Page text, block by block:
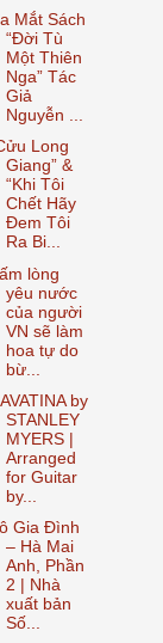
Mắt Sách
“Đời Tù
Một Thiên
Nga” Tác
Giả
Nguyễn ...
Long
Giang” &
“Khi Tôi
Chết Hãy
Đem Tôi
Ra Bi...
lòng
yêu nước
của người
VN sẽ làm
hoa tự do
bừ...
by
STANLEY
MYERS |
Arranged
for Guitar
by...
Gia Đình
– Hà Mai
Anh, Phần
2 | Nhà
xuất bản
Số...